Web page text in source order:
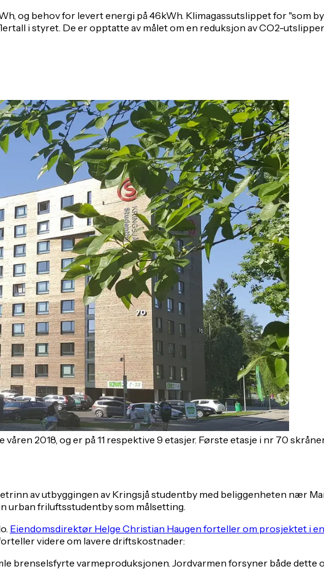
og behov for levert energi på 46kWh. Klimagassutslippet for "som
i styret. De er opptatte av målet om en reduksjon av CO2-
2018, og er på 11 respektive 9 etasjer. Første etasje i nr 70
av utbyggingen av Kringsjå studentby med beliggenheten nær
urban friluftsstudentby som målsetting.
Eiendomsdirektør Helge Christian Haugen forteller om prosjektet i
videre om lavere driftskostnader:
brenselsfyrte varmeproduksjonen. Jordvarmen forsyner både dette